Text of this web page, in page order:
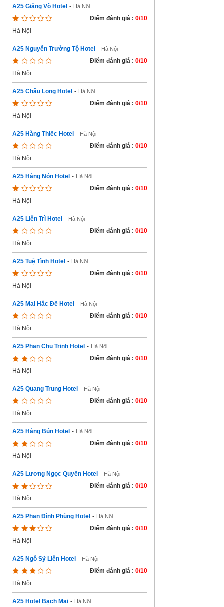
A25 Giảng Võ Hotel - Hà Nội
Điểm đánh giá : 0/10
Hà Nội
A25 Nguyễn Trường Tộ Hotel - Hà Nội
Điểm đánh giá : 0/10
Hà Nội
A25 Châu Long Hotel - Hà Nội
Điểm đánh giá : 0/10
Hà Nội
A25 Hàng Thiếc Hotel - Hà Nội
Điểm đánh giá : 0/10
Hà Nội
A25 Hàng Nón Hotel - Hà Nội
Điểm đánh giá : 0/10
Hà Nội
A25 Liên Trì Hotel - Hà Nội
Điểm đánh giá : 0/10
Hà Nội
A25 Tuệ Tĩnh Hotel - Hà Nội
Điểm đánh giá : 0/10
Hà Nội
A25 Mai Hắc Đế Hotel - Hà Nội
Điểm đánh giá : 0/10
Hà Nội
A25 Phan Chu Trinh Hotel - Hà Nội
Điểm đánh giá : 0/10
Hà Nội
A25 Quang Trung Hotel - Hà Nội
Điểm đánh giá : 0/10
Hà Nội
A25 Hàng Bún Hotel - Hà Nội
Điểm đánh giá : 0/10
Hà Nội
A25 Lương Ngọc Quyến Hotel - Hà Nội
Điểm đánh giá : 0/10
Hà Nội
A25 Phan Đình Phùng Hotel - Hà Nội
Điểm đánh giá : 0/10
Hà Nội
A25 Ngô Sỹ Liên Hotel - Hà Nội
Điểm đánh giá : 0/10
Hà Nội
A25 Hotel Bạch Mai - Hà Nội